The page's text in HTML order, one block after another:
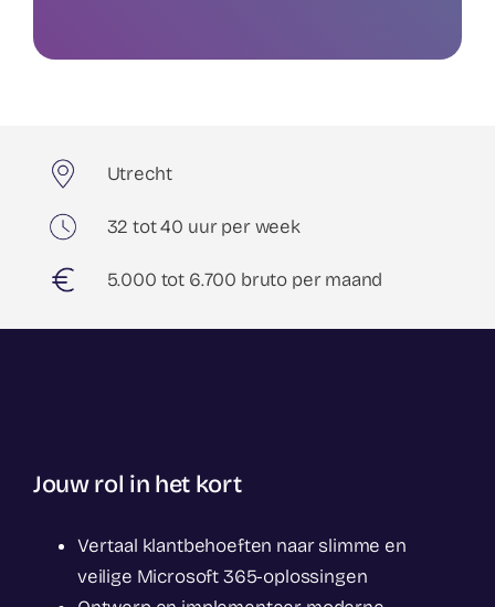
Utrecht
32 tot 40 uur per week
5.000 tot 6.700 bruto per maand
Jouw rol in het kort
Vertaal klantbehoeften naar slimme en
veilige Microsoft 365-oplossingen